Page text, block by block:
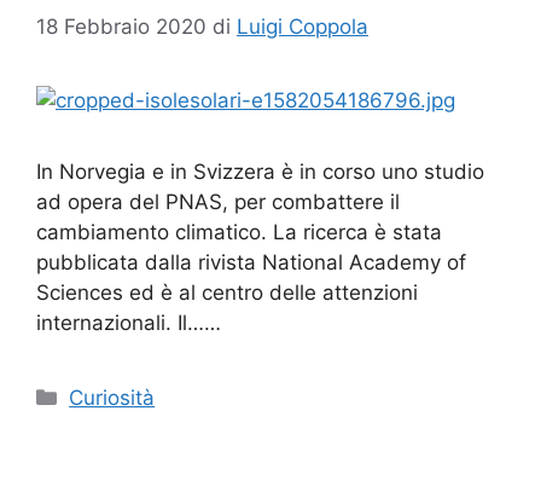
18 Febbraio 2020 di Luigi Coppola
In Norvegia e in Svizzera è in corso uno studio
ad opera del PNAS, per combattere il
cambiamento climatico. La ricerca è stata
pubblicata dalla rivista National Academy of
Sciences ed è al centro delle attenzioni
internazionali. Il……
Categorie
Curiosità